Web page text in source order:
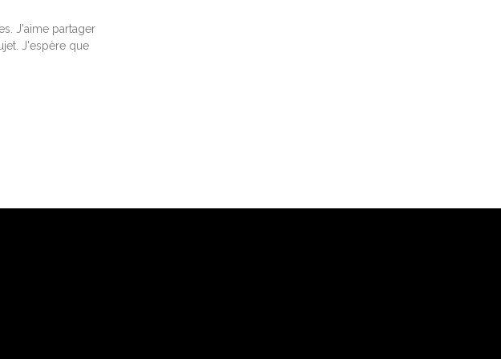
J'aime partager
J'espère que